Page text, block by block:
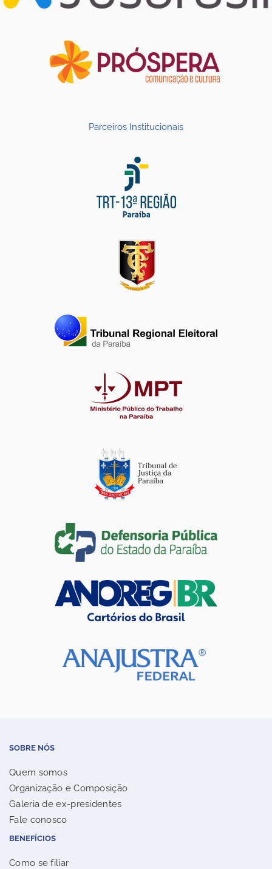
Parceiros Institucionais
SOBRE NÓS
Quem somos
Organização e Composição
Galeria de ex-presidentes
Fale conosco
BENEFÍCIOS
Como se filiar